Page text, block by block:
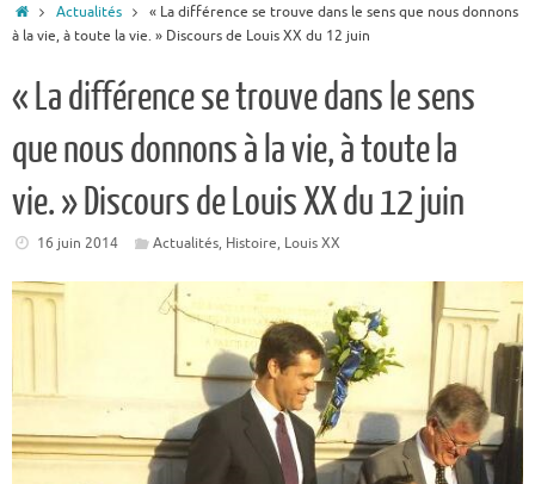
Accueil
Actualités
« La différence se trouve dans le sens que nous donnons
à la vie, à toute la vie. » Discours de Louis XX du 12 juin
« La différence se trouve dans le sens
que nous donnons à la vie, à toute la
vie. » Discours de Louis XX du 12 juin
16 juin 2014 Actualités, Histoire, Louis XX